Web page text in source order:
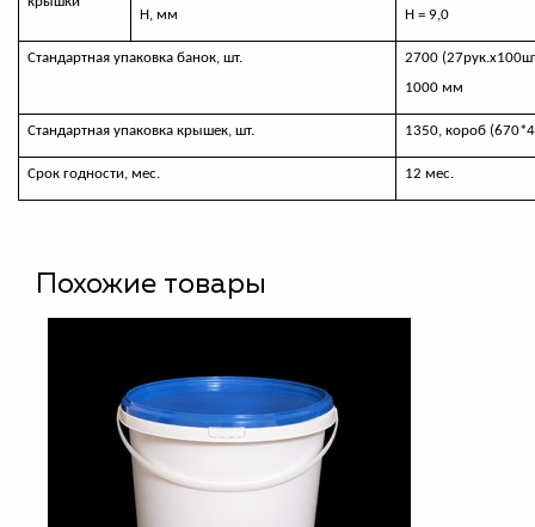
Н, мм Н = 9,0
Стандартная упаковка банок, шт.
2700
1000 мм
Стандартная упаковка крышек, шт. 1350, короб
Срок годности, мес. 12 мес.
Похожие товары